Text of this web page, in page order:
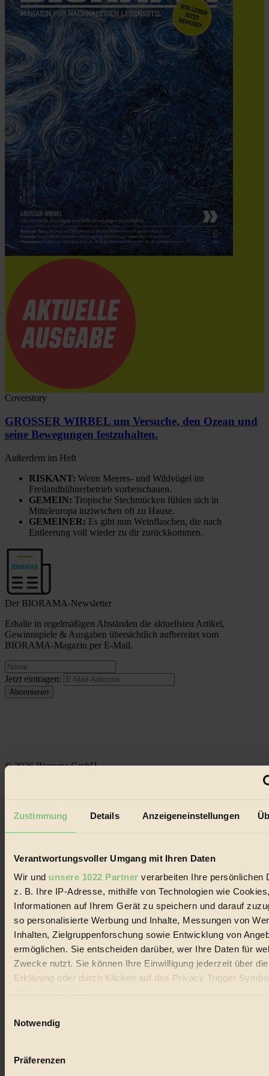
Zustimmung Details Anzeigeneinstellungen
Verantwortungsvoller Umgang mit Ihren Daten
Wir und unsere 1022 Partner verarbeiten Ihre persönlichen
z. B. Ihre IP-Adresse, mithilfe von Technologien wie
Informationen auf Ihrem Gerät zu speichern und darauf
so personalisierte Werbung und Inhalte, Messungen von
Inhalten, Zielgruppenforschung sowie Entwicklung von
ermöglichen. Sie entscheiden darüber, wer Ihre Daten für
Zwecke nutzt. Sie können Ihre Einwilligung jederzeit über
Erklärung oder durch Klicken auf das Privacy Trigger
Wenn Sie es erlauben, würden wir auch gerne:
Ihr Gerät durch aktives Scannen nach bestimmten
Notwendig
Präferenzen
Coverstory
GROSSER WIRBEL um Versuche, den Ozean und
seine Bewegungen festzuhalten.
Außerdem im Heft
RISKANT: Wenn Meeres- und Wildvögel im
Freilandhühnerbetrieb vorbeischauen.
GEMEIN: Tropische Stechmücken fühlen sich in
Mitteleuropa inziwschen oft zu Hause.
GEMEINER: Es gibt nun Weinflaschen, die nach
Entleerung voll wieder zu dir zurückkommen.
Der BIORAMA-Newsletter
Erhalte in regelmäßigen Abständen die aktuellsten Artikel,
Gewinnspiele & Ausgaben übersichtlich aufbereitet vom
BIORAMA-Magazin per E-Mail.
Jetzt eintragen:
© 2026 Biorama GmbH
Datenschutz
Handels mit Bioprodukten, des Fair-Trade sowie der Branche
alternativer Energien.
Social Media
22.601 Fans auf Facebook
Folge uns auf Instagram
Themen
Bio
#
Vegan